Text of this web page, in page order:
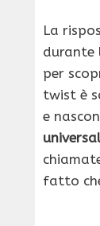
La
durante
per
twist è
e
fatto